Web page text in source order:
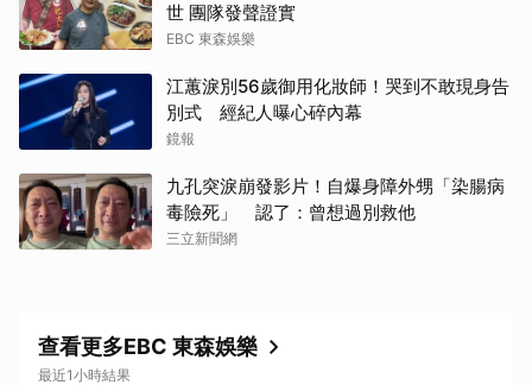
世 團隊發聲證實
EBC 東森娛樂
江蕙淚別56歲御用化妝師！哭到不敢現身告
別式 經紀人曝心碎內幕
鏡報
九孔突淚崩發影片！自爆身障外甥「染腸病
毒險死」 認了：曾想過別救他
三立新聞網
查看更多EBC 東森娛樂
最近1小時結果